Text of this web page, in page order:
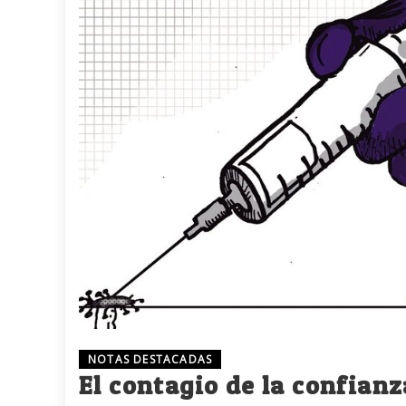
NOTAS DESTACADAS
El contagio de la